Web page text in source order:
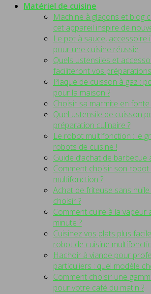
Matériel de cuisine
Machine à glaçons et blog
cet appareil inspire de
Le pot à sauce, accessoire
pour une cuisine réussie
Quels ustensiles et
faciliteront vos
Plaque de cuisson à gaz :
pour la maison ?
Choisir sa marmite en fonte
Quel ustensile de cuisson
préparation culinaire ?
Le robot multifonction : le
robots de cuisine !
Guide d’achat de barbecue
Comment choisir son
multifonction ?
Achat de friteuse sans
choisir ?
Comment cuire à la vapeur
minute ?
Cuisinez vos plats plus
robot de cuisine
Hachoir à viande pour
particuliers : quel modèle
Comment choisir une
pour votre café du matin ?